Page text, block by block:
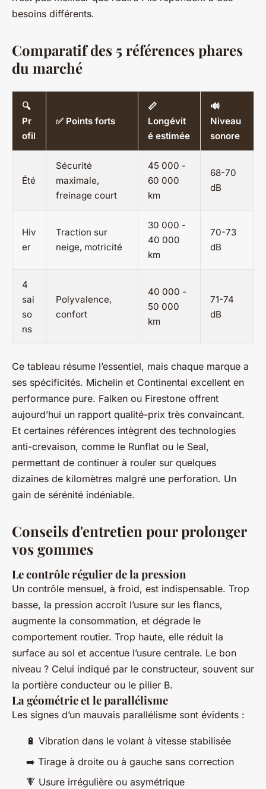
besoins différents.
Comparatif des 5 références phares
du marché
🔍
Pr
ofil
✅ Points forts
📏
Longévit
é estimée
🔊
Niveau
sonore
Été
Sécurité
maximale,
freinage court
45 000 -
60 000
km
68-70
dB
Hiv
er
Traction sur
neige, motricité
30 000 -
40 000
km
70-73
dB
4
sai
so
ns
Polyvalence,
confort
40 000 -
50 000
km
71-74
dB
Ce tableau résume l’essentiel, mais chaque marque a
ses spécificités. Michelin et Continental excellent en
performance pure. Falken ou Firestone offrent
aujourd’hui un rapport qualité-prix très convaincant.
Et certaines références intègrent des technologies
anti-crevaison, comme le Runflat ou le Seal,
permettant de continuer à rouler sur quelques
dizaines de kilomètres malgré une perforation. Un
gain de sérénité indéniable.
Conseils d'entretien pour prolonger
vos gommes
Le contrôle régulier de la pression
Un contrôle mensuel, à froid, est indispensable. Trop
basse, la pression accroît l’usure sur les flancs,
augmente la consommation, et dégrade le
comportement routier. Trop haute, elle réduit la
surface au sol et accentue l’usure centrale. Le bon
niveau ? Celui indiqué par le constructeur, souvent sur
la portière conducteur ou le pilier B.
La géométrie et le parallélisme
Les signes d’un mauvais parallélisme sont évidents :
🔋 Vibration dans le volant à vitesse stabilisée
➡️ Tirage à droite ou à gauche sans correction
🔻 Usure irrégulière ou asymétrique